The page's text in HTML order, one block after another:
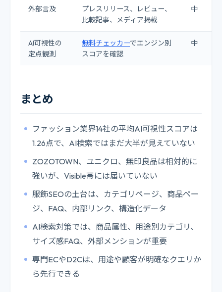
外部言及
プレスリリース、レビュー、
比較記事、メディア掲載
中
AI可視性の
定点観測
無料チェッカーでエンジン別
スコアを確認
中
まとめ
ファッション業界14社の平均AI可視性スコアは
1.26点で、AI検索ではまだ大半が見えていない
ZOZOTOWN、ユニクロ、無印良品は相対的に
強いが、Visible帯には届いていない
服飾SEOの土台は、カテゴリページ、商品ペー
ジ、FAQ、内部リンク、構造化データ
AI検索対策では、商品属性、用途別カテゴリ、
サイズ感FAQ、外部メンションが重要
専門ECやD2Cは、用途や顧客が明確なクエリか
ら先行できる